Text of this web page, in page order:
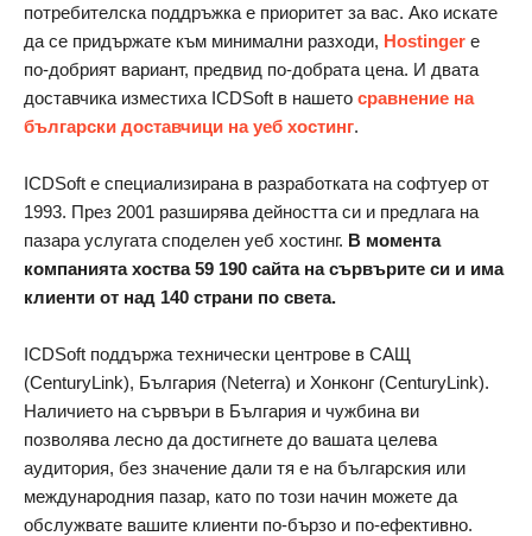
потребителска поддръжка е приоритет за вас. Ако искате
да се придържате към минимални разходи, Hostinger е
по-добрият вариант, предвид по-добрата цена. И двата
доставчика изместиха ICDSoft в нашето сравнение на
български доставчици на уеб хостинг.
ICDSoft е специализирана в разработката на софтуер от
1993. През 2001 разширява дейността си и предлага на
пазара услугата споделен уеб хостинг. В момента
компанията хоства 59 190 сайта на сървърите си и има
клиенти от над 140 страни по света.
ICDSoft поддържа технически центрове в САЩ
(CenturyLink), България (Neterra) и Хонконг (CenturyLink).
Наличието на сървъри в България и чужбина ви
позволява лесно да достигнете до вашата целева
аудитория, без значение дали тя е на българския или
международния пазар, като по този начин можете да
обслужвате вашите клиенти по-бързо и по-ефективно.